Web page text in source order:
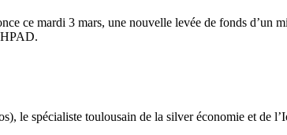
ce mardi 3 mars, une nouvelle levée de fonds d’un
le spécialiste toulousain de la silver économie et de